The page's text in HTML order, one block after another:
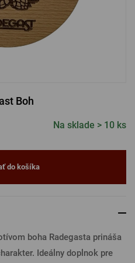
Boh
Na sklade > 10 ks
do košíka
boha Radegasta prináša
Ideálny doplnok pre